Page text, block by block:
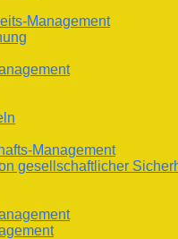
Management
Management
gesellschaftlicher